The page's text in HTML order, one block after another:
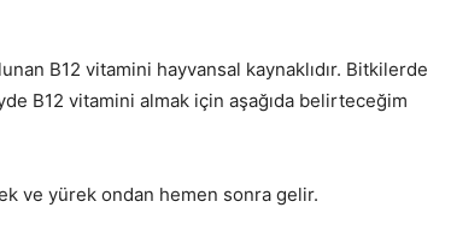
B12 vitamini hayvansal kaynaklıdır. Bitkilerde
B12 vitamini almak için aşağıda belirteceğim
ve yürek ondan hemen sonra gelir.